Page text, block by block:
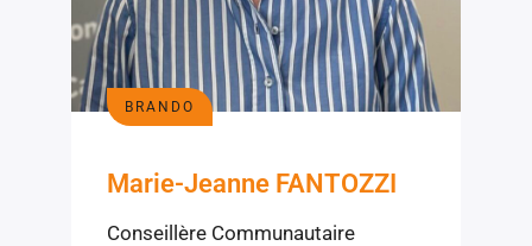
BRANDO
Marie-Jeanne FANTOZZI
Conseillère Communautaire